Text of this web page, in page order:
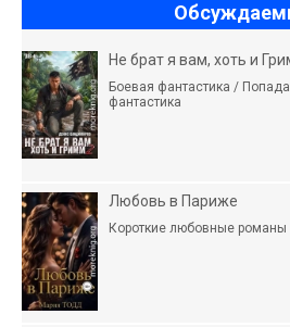
Не брат я вам, хоть и
Боевая фантастика /
фантастика
Любовь в Париже
Короткие любовные романы